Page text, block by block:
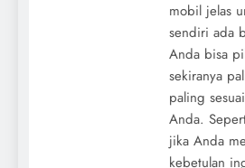
mobil jelas
sendiri ada
Anda bisa
sekiranya
paling
Anda.
jika Anda
kebetulan